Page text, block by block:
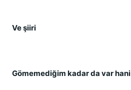
Ve şiiri
Gömemediğim kadar da var hani